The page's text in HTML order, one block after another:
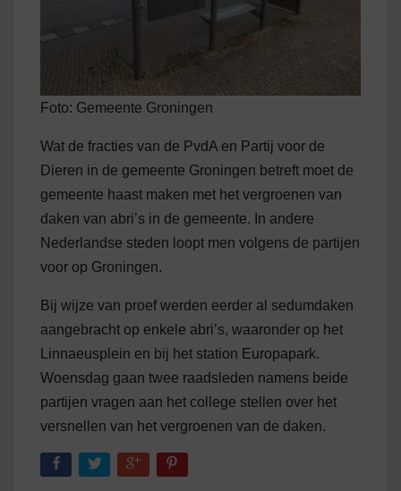
Foto: Gemeente Groningen
Wat de fracties van de PvdA en Partij voor de
Dieren in de gemeente Groningen betreft moet de
gemeente haast maken met het vergroenen van
daken van abri’s in de gemeente. In andere
Nederlandse steden loopt men volgens de partijen
voor op Groningen.
Bij wijze van proef werden eerder al sedumdaken
aangebracht op enkele abri’s, waaronder op het
Linnaeusplein en bij het station Europapark.
Woensdag gaan twee raadsleden namens beide
partijen vragen aan het college stellen over het
versnellen van het vergroenen van de daken.